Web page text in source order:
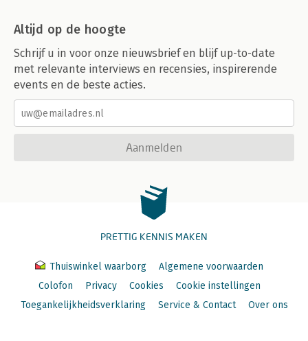
Altijd op de hoogte
Schrijf u in voor onze nieuwsbrief en blijf up-to-date
met relevante interviews en recensies, inspirerende
events en de beste acties.
Aanmelden
PRETTIG KENNIS MAKEN
Thuiswinkel waarborg
Algemene voorwaarden
Colofon
Privacy Cookies
Cookie instellingen
Toegankelijkheidsverklaring
Service & Contact Over ons